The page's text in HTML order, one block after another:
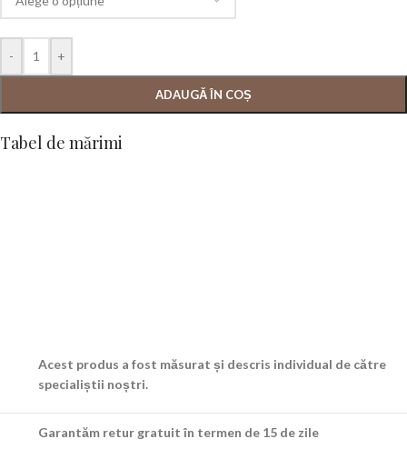
- +
ADAUGĂ ÎN COȘ
Tabel de mărimi
Acest produs a fost măsurat și descris individual de către
specialiștii noștri.
Garantăm retur gratuit în termen de 15 de zile